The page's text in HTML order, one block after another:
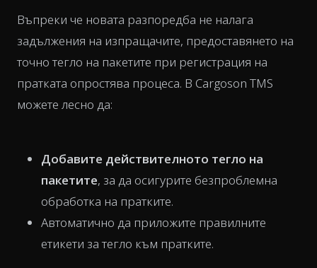
Въпреки че новата разпоредба не налага
задължения на изпращачите, предоставянето на
точно тегло на пакетите при регистрация на
пратката опростява процеса. В Cargoson TMS
можете лесно да:
Добавите действителното тегло на
пакетите, за да осигурите безпроблемна
обработка на пратките.
Автоматично да приложите правилните
етикети за тегло към пратките.